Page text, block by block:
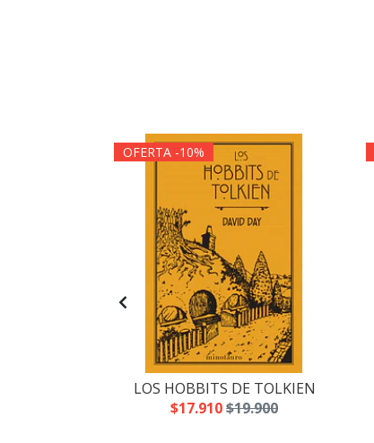
OFERTA -10%
LOS HOBBITS DE TOLKIEN
$17.910$19.900